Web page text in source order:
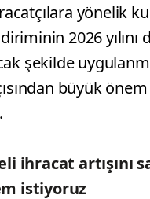
yönelik
2026 yılını
şekilde
büyük önem
ihracat artışını
istiyoruz